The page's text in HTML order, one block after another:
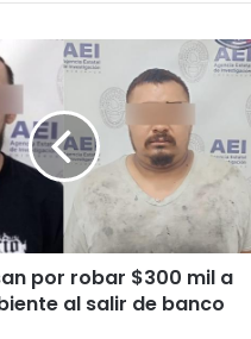
por robar $300 mil a
al salir de banco